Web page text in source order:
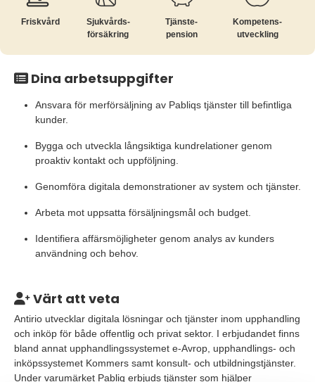
Friskvård
Sjukvårds­
försäkring
Tjänste­
pension
Kompetens­
utveckling
Dina arbetsuppgifter
Ansvara för merförsäljning av Pabliqs tjänster till befintliga
kunder.
Bygga och utveckla långsiktiga kundrelationer genom
proaktiv kontakt och uppföljning.
Genomföra digitala demonstrationer av system och tjänster.
Arbeta mot uppsatta försäljningsmål och budget.
Identifiera affärsmöjligheter genom analys av kunders
användning och behov.
Värt att veta
Antirio utvecklar digitala lösningar och tjänster inom upphandling
och inköp för både offentlig och privat sektor. I erbjudandet finns
bland annat upphandlingssystemet e-Avrop, upphandlings- och
inköpssystemet Kommers samt konsult- och utbildningstjänster.
Under varumärket Pabliq erbjuds tjänster som hjälper